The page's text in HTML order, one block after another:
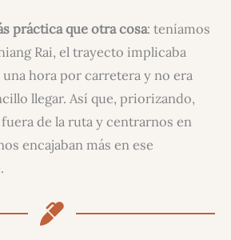
práctica que otra cosa: teníamos
Rai, el trayecto implicaba
hora por carretera y no era
llegar. Así que, priorizando,
de la ruta y centrarnos en
encajaban más en ese